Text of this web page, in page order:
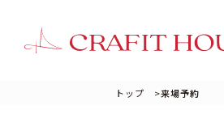
トップ >来場予約